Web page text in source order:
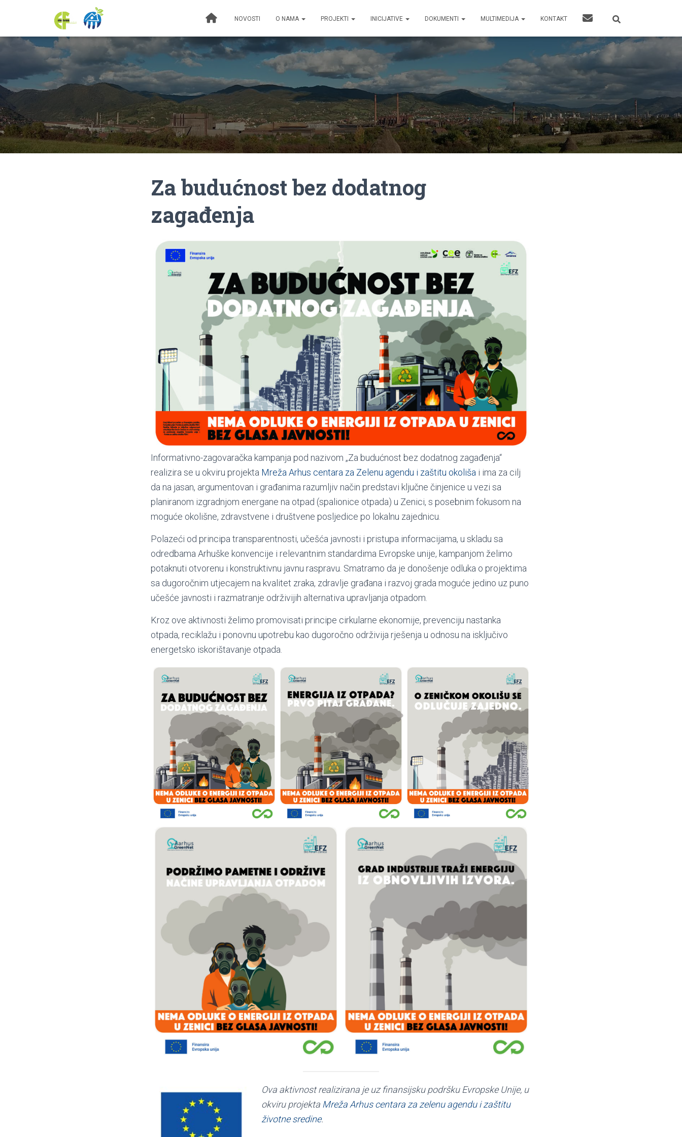
NOVOSTI O NAMA PROJEKTI INICIJATIVE DOKUMENTI MULTIMEDIJA KONTAKT
Za budućnost bez dodatnog
zagađenja
Informativno-zagovaračka kampanja pod nazivom „Za budućnost bez dodatnog zagađenja“
realizira se u okviru projekta Mreža Arhus centara za Zelenu agendu i zaštitu okoliša i ima za cilj
da na jasan, argumentovan i građanima razumljiv način predstavi ključne činjenice u vezi sa
planiranom izgradnjom energane na otpad (spalionice otpada) u Zenici, s posebnim fokusom na
moguće okolišne, zdravstvene i društvene posljedice po lokalnu zajednicu.
Polazeći od principa transparentnosti, učešća javnosti i pristupa informacijama, u skladu sa
odredbama Arhuške konvencije i relevantnim standardima Evropske unije, kampanjom želimo
potaknuti otvorenu i konstruktivnu javnu raspravu. Smatramo da je donošenje odluka o projektima
sa dugoročnim utjecajem na kvalitet zraka, zdravlje građana i razvoj grada moguće jedino uz puno
učešće javnosti i razmatranje održivijih alternativa upravljanja otpadom.
Kroz ove aktivnosti želimo promovisati principe cirkularne ekonomije, prevenciju nastanka
otpada, reciklažu i ponovnu upotrebu kao dugoročno održivija rješenja u odnosu na isključivo
energetsko iskorištavanje otpada.
Ova aktivnost realizirana je uz finansijsku podršku Evropske Unije, u
okviru projekta Mreža Arhus centara za zelenu agendu i zaštitu
životne sredine.